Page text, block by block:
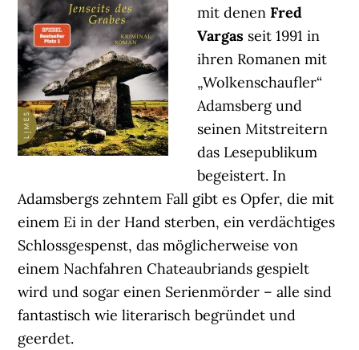
mit denenFred
Vargas seit 1991 in
ihren Romanen mit
„Wolkenschaufler“
Adamsberg und
seinen Mitstreitern
das Lesepublikum
begeistert. In
Adamsbergs zehntem Fall gibt es Opfer, die mit
einem Ei in der Hand sterben, ein verdächtiges
Schlossgespenst, das möglicherweise von
einem Nachfahren Chateaubriands gespielt
wird und sogar einen Serienmörder – alle sind
fantastisch wie literarisch begründet und
geerdet.